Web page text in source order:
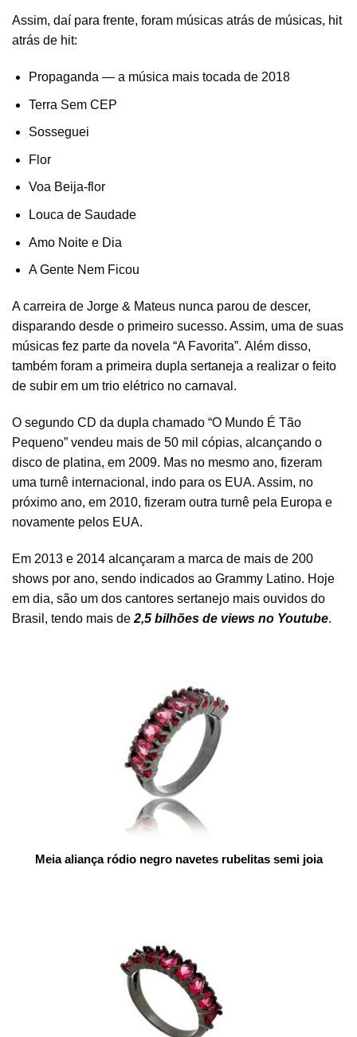
Assim, daí para frente, foram músicas atrás de músicas, hit
atrás de hit:
Propaganda — a música mais tocada de 2018
Terra Sem CEP
Sosseguei
Flor
Voa Beija-flor
Louca de Saudade
Amo Noite e Dia
A Gente Nem Ficou
A carreira de Jorge & Mateus nunca parou de descer,
disparando desde o primeiro sucesso. Assim, uma de suas
músicas fez parte da novela “A Favorita”. Além disso,
também foram a primeira dupla sertaneja a realizar o feito
de subir em um trio elétrico no carnaval.
O segundo CD da dupla chamado “O Mundo É Tão
Pequeno” vendeu mais de 50 mil cópias, alcançando o
disco de platina, em 2009. Mas no mesmo ano, fizeram
uma turnê internacional, indo para os EUA. Assim, no
próximo ano, em 2010, fizeram outra turnê pela Europa e
novamente pelos EUA.
Em 2013 e 2014 alcançaram a marca de mais de 200
shows por ano, sendo indicados ao Grammy Latino. Hoje
em dia, são um dos cantores sertanejo mais ouvidos do
Brasil, tendo mais de 2,5 bilhões de views no Youtube.
Meia aliança ródio negro navetes rubelitas semi joia